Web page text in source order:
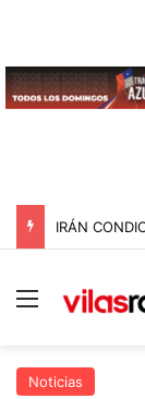
Menú
Noticias